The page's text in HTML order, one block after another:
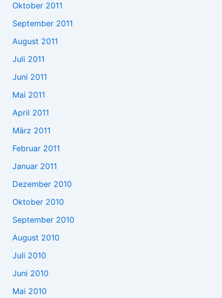
Oktober 2011
September 2011
August 2011
Juli 2011
Juni 2011
Mai 2011
April 2011
März 2011
Februar 2011
Januar 2011
Dezember 2010
Oktober 2010
September 2010
August 2010
Juli 2010
Juni 2010
Mai 2010